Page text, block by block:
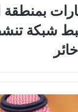
شبكة